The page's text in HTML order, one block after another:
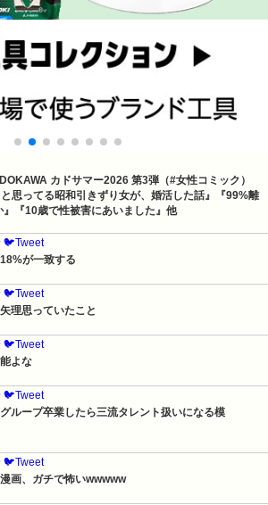
カドサマー2026 第3弾（#女性コミック）
と思ってる昭和引きずり女が、婚活した話』『99%離
『10歳で性被害にあいました』他
🐦Tweet
が一致する
🐦Tweet
理思っていたこと
🐦Tweet
よな
🐦Tweet
ループ卒業したら三流タレント扱いになる模
🐦Tweet
画、ガチで怖いwwwww